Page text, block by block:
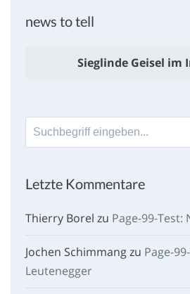
news to tell
Sieglinde Geisel im
Suche
nach:
Letzte Kommentare
Thierry Borel zu Page-99-Test:
Jochen Schimmangzu Page-
Leutenegger